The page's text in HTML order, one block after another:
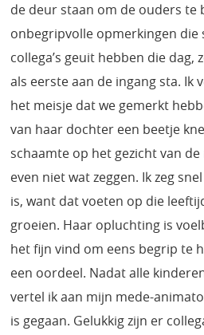
de deur staan om de ouders te
onbegripvolle opmerkingen die
collega’s geuit hebben die dag,
als eerste aan de ingang sta. Ik
het meisje dat we gemerkt
van haar dochter een beetje
schaamte op het gezicht van
even niet wat zeggen. Ik zeg
is, want dat voeten op die
groeien. Haar opluchting is
het fijn vind om eens begrip te
een oordeel. Nadat alle
vertel ik aan mijn mede-
is gegaan. Gelukkig zijn er